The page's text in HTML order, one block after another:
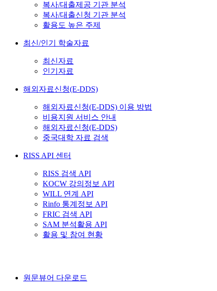
복사/대출제공 기관 분석
복사/대출신청 기관 분석
활용도 높은 주제
최신/인기 학술자료
최신자료
인기자료
해외자료신청(E-DDS)
해외자료신청(E-DDS) 이용 방법
비용지원 서비스 안내
해외자료신청(E-DDS)
중국대학 자료 검색
RISS API 센터
RISS 검색 API
KOCW 강의정보 API
WILL 연계 API
Rinfo 통계정보 API
FRIC 검색 API
SAM 분석활용 API
활용 및 참여 현황
원문뷰어 다운로드